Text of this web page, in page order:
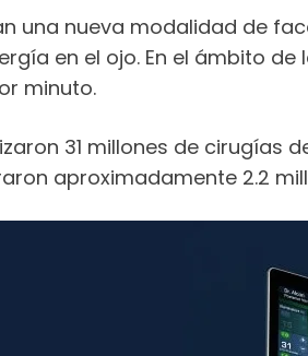
una nueva modalidad
en el ojo. En el ámbito
minuto.
31 millones de
aproximadamente 2.2